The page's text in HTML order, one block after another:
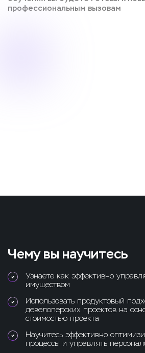
профессиональным вызовам
Чему вы научитесь
Узнаете как эффективно
имуществом
Использовать продуктовый
девелоперских проектов на
стоимостью проекта
Научитесь эффективно
процессы и управлять